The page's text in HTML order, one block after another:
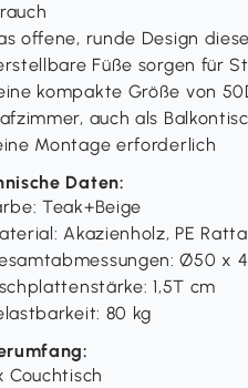
offene, runde Design
Füße sorgen für
kompakte Größe von
auch als
Montage erforderlich
Daten:
Teak+Beige
Akazienholz, PE
Ø50 x
1,5T cm
80 kg
Couchtisch